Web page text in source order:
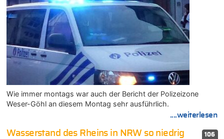
Wie immer montags war auch der Bericht der Polizeizone
Weser-Göhl an diesem Montag sehr ausführlich.
....weiterlesen
106
Wasserstand des Rheins in NRW so niedrig